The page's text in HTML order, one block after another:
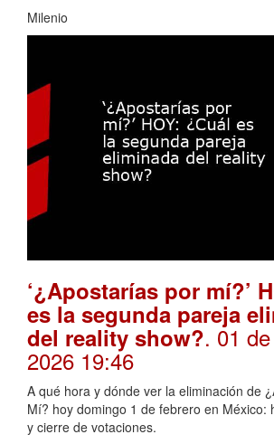
Milenio
‘¿Apostarías por mí?’
es la segunda pareja
del reality show?. 01
2026 19:46
A qué hora y dónde ver la eliminación de
Mí? hoy domingo 1 de febrero en México:
y cierre de votaciones.